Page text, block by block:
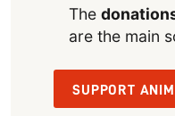
The
are the main
SUPPORT